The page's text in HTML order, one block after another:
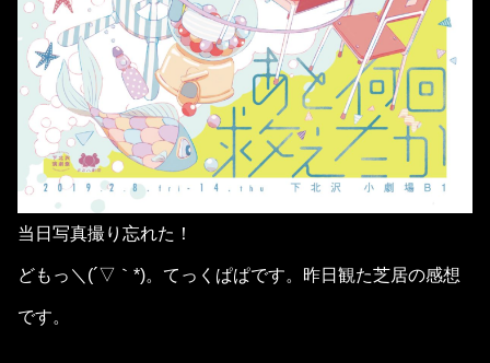
当日写真撮り忘れた！
どもっ＼(´▽｀*)。てっくぱぱです。昨日観た芝居の感想
です。